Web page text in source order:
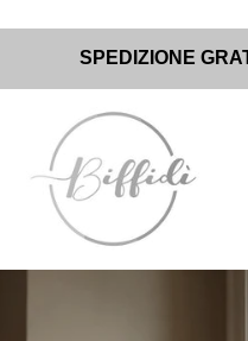
contenuti
SPEDIZIONE